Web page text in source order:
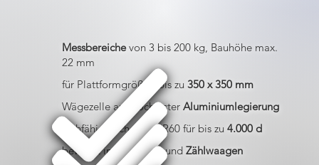
Messbereichevon 3 bis 200 kg, Bauhöhe max.
22 mm
für Plattformgrößen bis zu 350 x 350 mm
Wägezelle aus hochfester Aluminiumlegierung
bewährt in Plattform- und Zählwaagen
eichfähig nach OIML R60 für bis zu 4.000 d